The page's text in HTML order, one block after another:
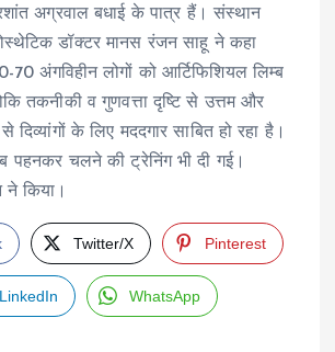
अग्रवाल बधाई के पात्र हैं। संस्थान
डॉक्टर मानस रंजन साहू ने कहा
70 अंगविहीन लोगों को आर्टिफिशियल लिम्ब
तकनीकी व गुणवत्ता दृष्टि से उत्तम और
के लिए मददगार साबित हो रहा है।
पहनकर चलने की ट्रेनिंग भी दी गई।
किया।
Twitter/X Pinterest
LinkedIn WhatsApp